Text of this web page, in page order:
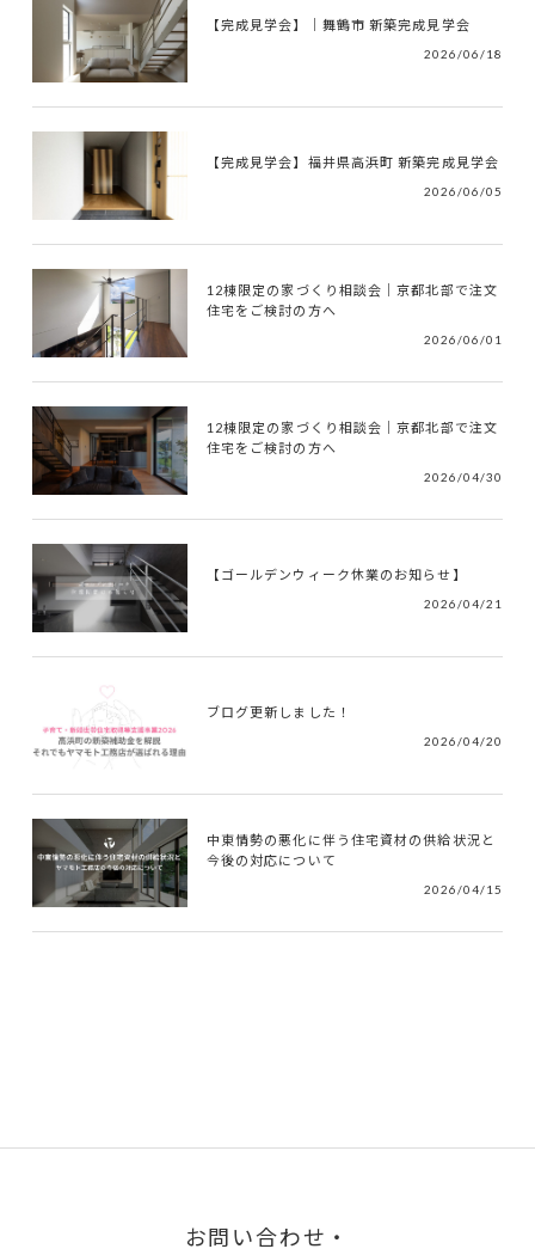
【完成見学会】｜舞鶴市 新築完成見学会
2026/06/18
【完成見学会】福井県高浜町 新築完成見学会
2026/06/05
12棟限定の家づくり相談会｜京都北部で注文
住宅をご検討の方へ
2026/06/01
12棟限定の家づくり相談会｜京都北部で注文
住宅をご検討の方へ
2026/04/30
【ゴールデンウィーク休業のお知らせ】
2026/04/21
ブログ更新しました！
2026/04/20
中東情勢の悪化に伴う住宅資材の供給状況と
今後の対応について
2026/04/15
お問い合わせ・